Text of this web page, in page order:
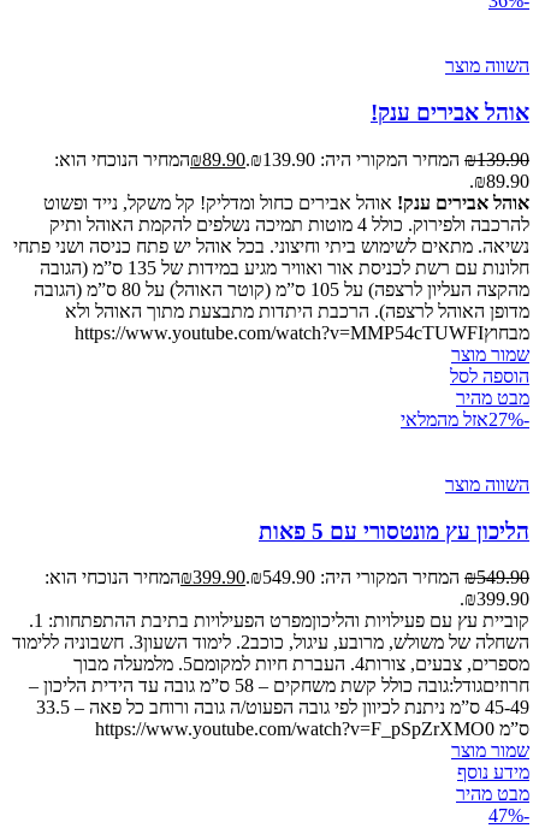
השווה מוצר
אוהל אבירים ענק!
₪139.90 המחיר המקורי היה: ₪139.90. ₪89.90
המחיר הנוכחי הוא:
₪89.90.
אוהל אבירים ענק! אוהל אבירים כחול ומדליק! קל משקל, נייד ופשוט
להרכבה ולפירוק. כולל 4 מוטות תמיכה נשלפים להקמת האוהל ותיק
נשיאה. מתאים לשימוש ביתי וחיצוני. בכל אוהל יש פתח כניסה ושני פתחי
חלונות עם רשת לכניסת אור ואוויר מגיע במידות של 135 ס”מ (הגובה
מהקצה העליון לרצפה) על 105 ס”מ (קוטר האוהל) על 80 ס”מ (הגובה
מדופן האוהל לרצפה). הרכבת היתדות מתבצעת מתוך האוהל ולא
מבחוץhttps://www.youtube.com/watch?v=MMP54cTUWFI
שמור מוצר
הוספה לסל
מבט מהיר
-27%
אזל מהמלאי
השווה מוצר
הליכון עץ מונטסורי עם 5 פאות
₪549.90 המחיר המקורי היה: ₪549.90. ₪399.90
המחיר הנוכחי הוא:
₪399.90.
קוביית עץ עם פעילויות והליכוןמפרט הפעילויות בתיבת ההתפתחות: 1.
השחלה של משולש, מרובע, עיגול, כוכב2. לימוד השעון3. חשבוניה ללימוד
מספרים, צבעים, צורות4. העברת חיות למקומם5. מלמעלה מבוך
חרוזיםגודל:גובה כולל קשת משחקים – 58 ס”מ גובה עד הידית הליכון –
45-49 ס”מ ניתנת לכיוון לפי גובה הפעוט/ה גובה ורוחב כל פאה – 33.5
ס”מ https://www.youtube.com/watch?v=F_pSpZrXMO0
שמור מוצר
מידע נוסף
מבט מהיר
-47%